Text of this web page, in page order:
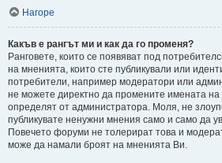
Нагоре
Какъв е рангът ми и как да го променя?
Ранговете, които се появяват под
на мненията, които сте публикували или
потребители, например модератори или
не можете директно да промените имената на
определят от администратора. Моля, не
публикувате ненужни мнения само и само да
Повечето форуми не толерират това и
може да намали броят на мненията Ви.